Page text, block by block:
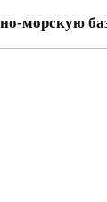
морскую